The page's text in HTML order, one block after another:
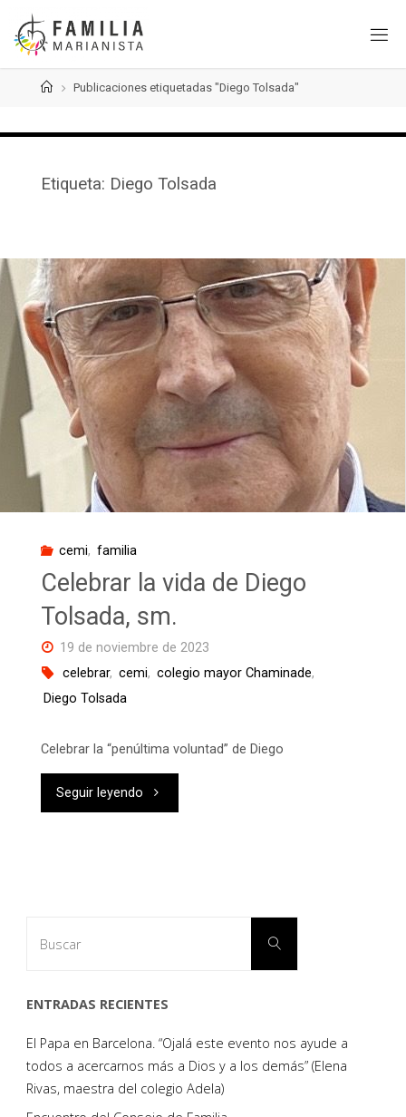
Saltar
contenido
PáginaPublicaciones etiquetadas "Diego Tolsada"
Etiqueta: Diego Tolsada
cemi, familia
Celebrar la vida de Diego
Tolsada, sm.
19 de noviembre de 2023
celebrar, cemi, colegio mayor Chaminade,
Diego Tolsada
Celebrar la “penúltima voluntad” de Diego
Seguir leyendo "Celebrar
Buscar
ENTRADAS RECIENTES
El Papa en Barcelona. “Ojalá este evento nos ayude a
todos a acercarnos más a Dios y a los demás” (Elena
Rivas, maestra del colegio Adela)